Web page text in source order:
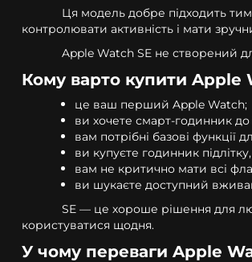
Ця модель добре підходить
контролювати активність і мати
Apple Watch SE не створений
Кому варто купити Apple
це ваш перший Apple Watch;
ви хочете смарт-годинник
вам потрібні базові функції
ви купуєте годинник
вам не критично мати всі
ви шукаєте доступний
SE — це хороше рішення для
користуватися щодня.
У чому переваги Apple